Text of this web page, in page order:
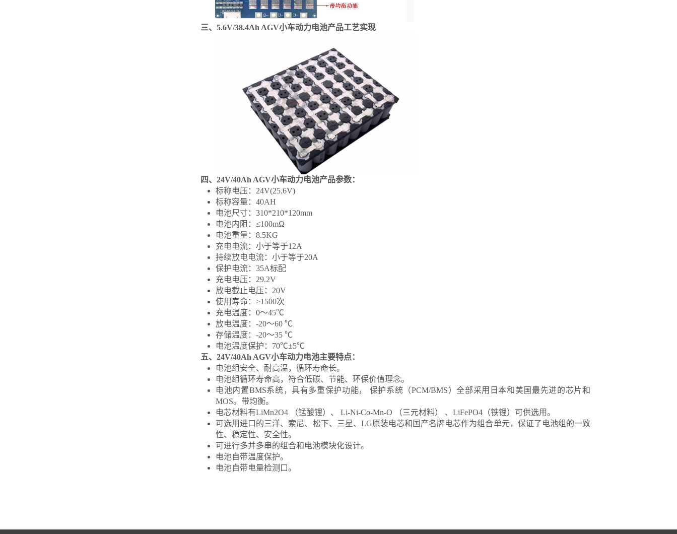
三、5.6V/38.4Ah AGV小车动力电池产品工艺实现
四、24V/40Ah AGV小车动力电池产品参数：
标称电压：24V(25.6V)
标称容量：40AH
电池尺寸：310*210*120mm
电池内阻：≤100mΩ
电池重量：8.5KG
充电电流：小于等于12A
持续放电电流：小于等于20A
保护电流：35A标配
充电电压：29.2V
放电截止电压：20V
使用寿命：≥1500次
充电温度：0～45℃
放电温度：-20～60 ℃
存储温度：-20～35 ℃
电池温度保护：70℃±5℃
五、24V/40Ah AGV小车动力电池主要特点：
电池组安全、耐高温，循环寿命长。
电池组循环寿命高，符合低碳、节能、环保价值理念。
电池内置BMS系统，具有多重保护功能， 保护系统（PCM/BMS）全部采用日本和美国最先进的芯片和
MOS。带均衡。
电芯材料有LiMn2O4 （锰酸锂）、 Li-Ni-Co-Mn-O （三元材料） 、LiFePO4（铁锂）可供选用。
可选用进口的三洋、索尼、松下、三星、LG原装电芯和国产名牌电芯作为组合单元，保证了电池组的一致
性、稳定性、安全性。
可进行多并多串的组合和电池模块化设计。
电池自带温度保护。
电池自带电量检测口。